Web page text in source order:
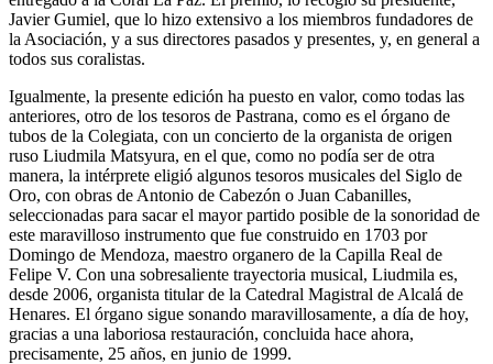
Javier Gumiel, que lo hizo extensivo a los miembros fundadores de
la Asociación, y a sus directores pasados y presentes, y, en general a
todos sus coralistas.
Igualmente, la presente edición ha puesto en valor, como todas las
anteriores, otro de los tesoros de Pastrana, como es el órgano de
tubos de la Colegiata, con un concierto de la organista de origen
ruso Liudmila Matsyura, en el que, como no podía ser de otra
manera, la intérprete eligió algunos tesoros musicales del Siglo de
Oro, con obras de Antonio de Cabezón o Juan Cabanilles,
seleccionadas para sacar el mayor partido posible de la sonoridad de
este maravilloso instrumento que fue construido en 1703 por
Domingo de Mendoza, maestro organero de la Capilla Real de
Felipe V. Con una sobresaliente trayectoria musical, Liudmila es,
desde 2006, organista titular de la Catedral Magistral de Alcalá de
Henares. El órgano sigue sonando maravillosamente, a día de hoy,
gracias a una laboriosa restauración, concluida hace ahora,
precisamente, 25 años, en junio de 1999.